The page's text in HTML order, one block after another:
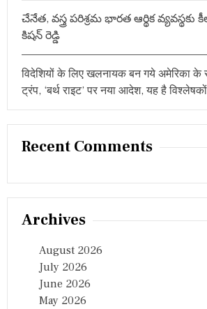
చేనేత, వస్త్ర పరిశ్రమ భారత ఆర్థిక వ్యవస్థకు
కిషన్ రెడ్డి
विदेशियों के लिए खलनायक बन गये अमेरिका के
ट्रंप, ‘बर्थ राइट’ पर नया आदेश, यह है
Recent Comments
Archives
August 2026
July 2026
June 2026
May 2026